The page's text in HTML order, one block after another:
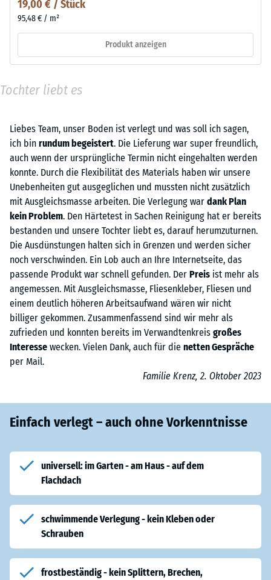
19,00 € / Stück
95,48 € / m²
Produkt anzeigen
Tochter liebt es
Liebes Team, unser Boden ist verlegt und was soll ich sagen,
ich bin rundum begeistert. Die Lieferung war super freundlich,
auch wenn der ursprüngliche Termin nicht eingehalten werden
konnte. Durch die Flexibilität des Materials haben wir unsere
Unebenheiten gut ausgeglichen und mussten nicht zusätzlich
mit Ausgleichsmasse arbeiten. Die Verlegung war dank Plan
kein Problem. Den Härtetest in Sachen Reinigung hat er bereits
bestanden und unsere Tochter liebt es, darauf herumzuturnen.
Die Ausdünstungen halten sich in Grenzen und werden sicher
noch verschwinden. Ein Lob auch an Ihre Internetseite, das
passende Produkt war schnell gefunden. Der Preis ist mehr als
angemessen. Mit Ausgleichsmasse, Fliesenkleber, Fliesen und
einem deutlich höheren Arbeitsaufwand wären wir nicht
billiger gekommen. Zusammenfassend sind wir mehr als
zufrieden und konnten bereits im Verwandtenkreis großes
Interesse wecken. Vielen Dank, auch für die netten Gespräche
per Mail.
Familie Krenz, 2. Oktober 2023
Einfach verlegt – auch ohne Vorkenntnisse
universell: im Garten - am Haus - auf dem
Flachdach
schwimmende Verlegung - kein Kleben oder
Schrauben
frostbeständig - kein Splittern, Brechen,